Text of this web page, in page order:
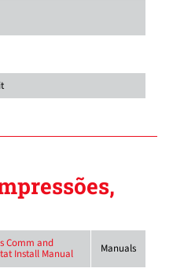
Comm and
Install Manual Manuals